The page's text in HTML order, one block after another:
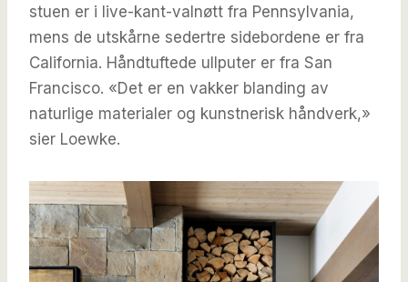
stuen er i live-kant-valnøtt fra Pennsylvania,
mens de utskårne sedertre sidebordene er fra
California. Håndtuftede ullputer er fra San
Francisco. «Det er en vakker blanding av
naturlige materialer og kunstnerisk håndverk,»
sier Loewke.